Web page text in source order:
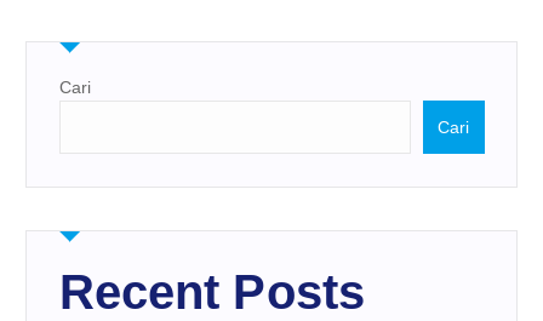
Cari
Cari
Recent Posts